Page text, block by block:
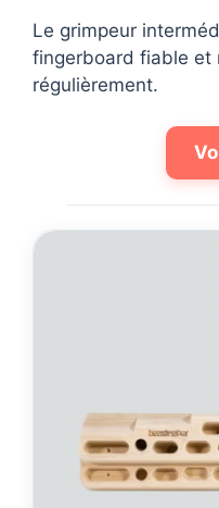
Le grimpeur
fingerboard fiable et
régulièrement.